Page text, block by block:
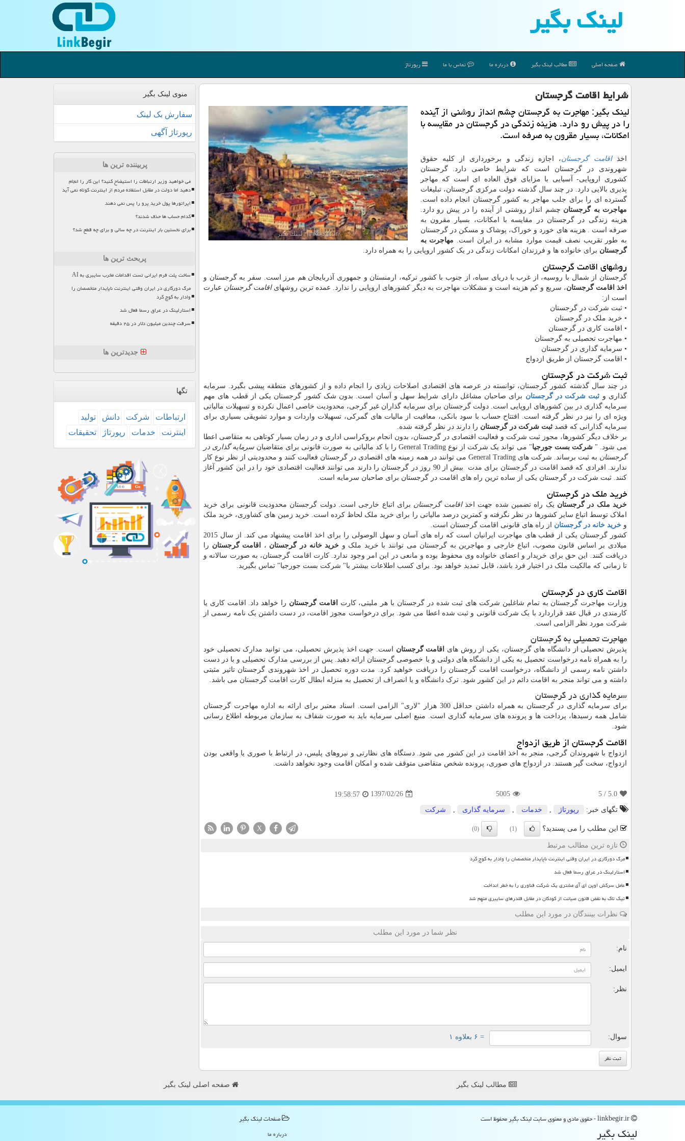
لینك بگیر
صفحه اصلی مطالب لینك بگیر درباره ما تماس با ما رپورتاژ
شرایط اقامت گرجستان
لینك بگیر: مهاجرت به گرجستان چشم انداز روشنی از آینده
را در پیش رو دارد. هزینه زندگی در گرجستان در مقایسه با
امكانات، بسیار مقرون به صرفه است.
اخذاقامت گرجستان، اجازه زندگی و برخورداری از کلیه حقوق
شهروندی در گرجستان است که شرایط خاصی دارد. گرجستان
کشوری اروپایی- آسیایی با مزایای فوق العاده ای است که مهاجر
پذیری بالایی دارد. در چند سال گذشته دولت مرکزی گرجستان، تبلیغات
گسترده ای را برای جلب مهاجر به کشور گرجستان انجام داده است.
مهاجرت به گرجستان چشم انداز روشنی از آینده را در پیش رو دارد.
هزینه زندگی در گرجستان در مقایسه با امکانات، بسیار مقرون به
صرفه است . هزینه های خورد و خوراک، پوشاک و مسکن در گرجستان
به طور تقریب نصف قیمت موارد مشابه در ایران است. مهاجرت به
گرجستان برای خانواده ها و فرزندان امکانات زندگی در یک کشور اروپایی را به همراه دارد.
روشهای اقامت گرجستان
گرجستان از شمال با روسیه، از غرب با دریای سیاه، از جنوب با کشور ترکیه، ارمنستان و جمهوری آذربایجان هم مرز است. سفر به گرجستان و
اخذ اقامت گرجستان، سریع و کم هزینه است و مشکلات مهاجرت به دیگر کشورهای اروپایی را ندارد. عمده ترین روشهایاقامت گرجستان عبارت
است از:
• ثبت شرکت در گرجستان
• خرید ملک در گرجستان
• اقامت کاری در گرجستان
• مهاجرت تحصیلی به گرجستان
• سرمایه گذاری در گرجستان
• اقامت گرجستان از طریق ازدواج
ثبت شرکت در گرجستان
در چند سال گذشته کشور گرجستان، توانسته در عرصه های اقتصادی اصلاحات زیادی را انجام داده و از کشورهای منطقه پیشی بگیرد. سرمایه
گذاری و ثبت شرکت در گرجستان برای صاحبان مشاغل دارای شرایط سهل و آسان است. بدون شک کشور گرجستان یکی از قطب های مهم
سرمایه گذاری در بین کشورهای اروپایی است. دولت گرجستان برای سرمایه گذاران غیر گرجی، محدودیت خاصی اعمال نکرده و تسهیلات مالیاتی
ویژه ای را نیز در نظر گرفته است. افتتاح حساب با سود بانکی، معافیت از مالیات های گمرکی، تسهیلات واردات و موارد تشویقی بسیاری برای
سرمایه گذارانی که قصد ثبت شرکت در گرجستان را دارند در نظر گرفته شده.
بر خلاف دیگر کشورها، مجوز ثبت شرکت و فعالیت اقتصادی در گرجستان، بدون انجام بروکراسی اداری و در زمان بسیار کوتاهی به متقاضی اعطا
می شود. "شرکت بست جورجیا" می تواند یک شرکت از نوع General Trading را با کد مالیاتی به صورت قانونی برای متقاضیان
سرمایه گذاری در
گرجستان
به ثبت برساند. شرکت های General Trading می توانند در همه زمینه های اقتصادی در گرجستان فعالیت کنند و محدودیتی از نظر نوع کار
ندارند. افرادی که قصد اقامت در گرجستان برای مدت بیش از 90 روز در گرجستان را دارند می توانند فعالیت اقتصادی خود را در این کشور آغاز
کنند. ثبت شرکت در گرجستان یکی از ساده ترین راه های اقامت در گرجستان برای صاحبان سرمایه است.
خرید ملک در گرجستان
خرید ملک در گرجستان یک راه تضمین شده جهت اخذاقامت گرجستان برای اتباع خارجی است. دولت گرجستان محدودیت قانونی برای خرید
املاک توسط اتباع سایر کشورها در نظر نگرفته و کمترین درصد مالیاتی را برای خرید ملک لحاظ کرده است. خرید زمین های کشاوری، خرید ملک
و خرید خانه در گرجستان از راه های قانونی اقامت گرجستان است.
کشور گرجستان یکی از قطب های مهاجرت ایرانیان است که راه های آسان و سهل الوصولی را برای اخذ اقامت پیشنهاد می کند. از سال 2015
میلادی بر اساس قانون مصوب، اتباع خارجی و مهاجرین به گرجستان می توانند با خرید ملک و خرید خانه در گرجستان ، اقامت گرجستان را
دریافت کنند. این حق برای خریدار و اعضای خانواده وی محفوظ بوده و مانعی در این امر وجود ندارد. کارت اقامت گرجستان، به صورت سالانه و
تا زمانی که مالکیت ملک در اختیار فرد باشد، قابل تمدید خواهد بود. برای کسب اطلاعات بیشتر با" شرکت بست جورجیا" تماس بگیرید.
اقامت کاری در گرجستان
وزارت مهاجرت گرجستان به تمام شاغلین شرکت های ثبت شده در گرجستان با هر ملیتی، کارت اقامت گرجستان را خواهد داد. اقامت کاری یا
کارمندی در قبال عقد قراردارد با یک شرکت قانونی و ثبت شده اعطا می شود. برای درخواست مجوز اقامت، در دست داشتن یک نامه رسمی از
شرکت مورد نظر الزامی است.
مهاجرت تحصیلی به گرجستان
پذیرش تحصیلی از دانشگاه های گرجستان، یکی از روش های اقامت گرجستان است. جهت اخذ پذیرش تحصیلی، می توانید مدارک تحصیلی خود
را به همراه نامه درخواست تحصیل به یکی از دانشگاه های دولتی و یا خصوصی گرجستان ارائه دهید. پس از بررسی مدارک تحصیلی و با در دست
داشتن نامه رسمی از دانشگاه، درخواست اقامت گرجستان را دریافت خواهید کرد. مدت دوره تحصیل در اخذ شهروندی گرجستان تاثیر مثبتی
داشته و می تواند منجر به اقامت دائم در این کشور شود. ترک دانشگاه و یا انصراف از تحصیل به منزله ابطال کارت اقامت گرجستان می باشد.
سرمایه گذاری در گرجستان
برای سرمایه گذاری در گرجستان به همراه داشتن حداقل 300 هزار "لاری" الزامی است. اسناد معتبر برای ارائه به اداره مهاجرت گرجستان
شامل همه رسیدها، پرداخت ها و پرونده های سرمایه گذاری است. منبع اصلی سرمایه باید به صورت شفاف به سازمان مربوطه اطلاع رسانی
شود.
اقامت گرجستان از طریق ازدواج
ازدواج با شهروندان گرجی، منجر به اخذ اقامت در این کشور می شود. دستگاه های نظارتی و نیروهای پلیس، در ارتباط با صوری یا واقعی بودن
ازدواج، سخت گیر هستند. در ازدواج های صوری، پرونده شخص متقاضی متوقف شده و امکان اقامت وجود نخواهد داشت.
5.0
/ 5
5005
1397/02/26
19:58:57
تگهای خبر:
رپورتاژ خدمات سرمایه گذاری شركت
این مطلب را می پسندید؟ (1)
(0)
X
تازه ترین مطالب مرتبط
مرگ دورکاری در ایران وقتی اینترنت ناپایدار متخصصان را وادار به کوچ کرد
استارلینک در عراق رسما فعال شد
عامل سرکش اوپن ای آی مشتری یک شرکت فناوری را به خطر انداخت
تیک تاک به نقض قانون صیانت از کودکان در مقابل قلدرهای سایبری متهم شد
نظرات بینندگان در مورد این مطلب
نظر شما در مورد این مطلب
نام:
ایمیل:
نظر:
سوال: = ۶ بعلاوه ۱
منوی لینک بگیر
سفارش بک لینک
رپورتاژ آگهی
پربیننده ترین ها
می خواهید وزیر ارتباطات را استیضاح کنید؟ این کار را انجام
دهید اما دولت در مقابل استفاده مردم از اینترنت کوتاه نمی آید
اپراتورها پول خرید پرو را پس نمی دهند
کدام حساب ها حذف شدند؟
برای نخستین بار اینترنت در چه سالی و برای چه قطع شد؟
پربحث ترین ها
ساخت پلت فرم ایرانی تست اقدامات مخرب سایبری به AI
مرگ دورکاری در ایران وقتی اینترنت ناپایدار متخصصان را
وادار به کوچ کرد
استارلینک در عراق رسما فعال شد
سرقت چندین میلیون دلار در ۲۵ دقیقه
جدیدترین ها
تگها
ارتباطات شركت دانش
تولید
اینترنت
خدمات رپورتاژ تحقیقات
مطالب لینک بگیر صفحه اصلی لینک بگیر
لینك بگیر
صفحات لینك بگیر
درباره ما